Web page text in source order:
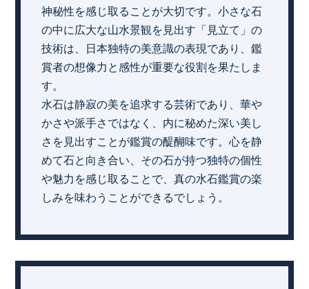
神秘性を感じ取ることが大切です。小さな石
の中に広大な山水景観を見出す「見立て」の
技術は、日本独特の美意識の表現であり、鑑
賞者の想像力と感性が重要な役割を果たしま
す。
水石は静寂の美を追求する芸術であり、華や
かさや派手さではなく、内に秘めた深い美し
さを見出すことが鑑賞の醍醐味です。心を静
めて石と向き合い、その石が持つ独特の個性
や魅力を感じ取ることで、真の水石鑑賞の楽
しみを味わうことができるでしょう。